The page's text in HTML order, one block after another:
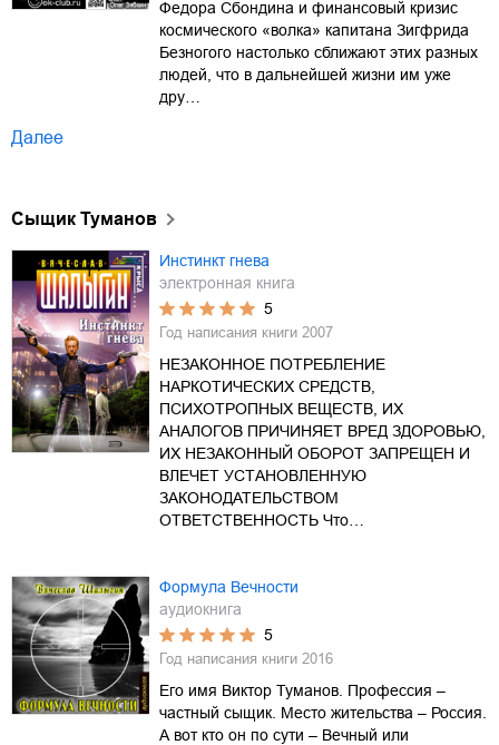
Федора Сбондина и финансовый кризис
космического «волка» капитана Зигфрида
Безногого настолько сближают этих разных
людей, что в дальнейшей жизни им уже
дру…
Далее
Сыщик Туманов
Инстинкт гнева
электронная книга
5
Год написания книги 2007
НЕЗАКОННОЕ ПОТРЕБЛЕНИЕ
НАРКОТИЧЕСКИХ СРЕДСТВ,
ПСИХОТРОПНЫХ ВЕЩЕСТВ, ИХ
АНАЛОГОВ ПРИЧИНЯЕТ ВРЕД ЗДОРОВЬЮ,
ИХ НЕЗАКОННЫЙ ОБОРОТ ЗАПРЕЩЕН И
ВЛЕЧЕТ УСТАНОВЛЕННУЮ
ЗАКОНОДАТЕЛЬСТВОМ
ОТВЕТСТВЕННОСТЬ Что…
Формула Вечности
аудиокнига
5
Год написания книги 2016
Его имя Виктор Туманов. Профессия –
частный сыщик. Место жительства – Россия.
А вот кто он по сути – Вечный или